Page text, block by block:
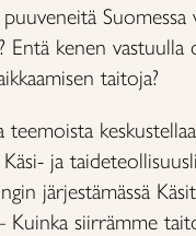
Suomessa
Entä kenen vastuulla
taitoja?
teemoista
ja
järjestämässä
Kuinka siirrämme